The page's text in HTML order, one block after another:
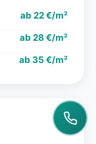
ab 22 €/m²
ab 28 €/m²
ab 35 €/m²